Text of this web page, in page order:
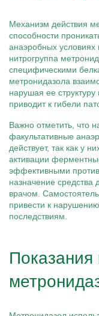
Механизм действия
способности
анаэробных условиях
нитрогруппа
специфическими
метронидазола
нарушая ее структуру
приводит к гибели
Важно отметить, что
факультативные
действует, так как у
активации
эффективными
назначение
врачом.
привести к
последствиям.